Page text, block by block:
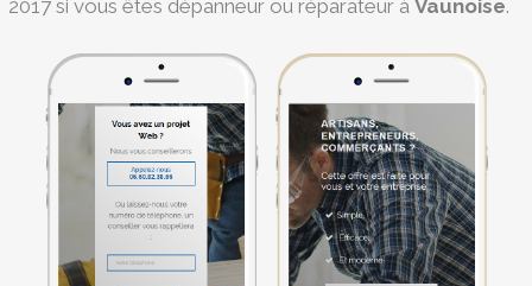
2017 si vous êtes dépanneur ou réparateur à Vaunoise.